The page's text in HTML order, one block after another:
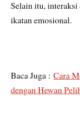
Selain itu,
ikatan emosional.
Baca Juga :Cara
dengan Hewan